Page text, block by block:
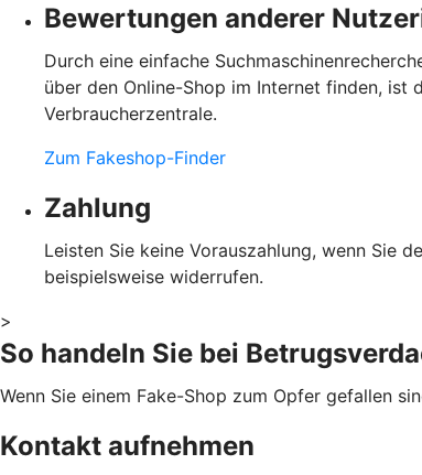
Bewertungen anderer
Durch eine einfache
über den Online-Shop im Internet finden, ist
Verbraucherzentrale.
Zum Fakeshop-Finder
Zahlung
Leisten Sie keine Vorauszahlung, wenn Sie
beispielsweise widerrufen.
>
So handeln Sie bei
Wenn Sie einem Fake-Shop zum Opfer gefallen
Kontakt aufnehmen